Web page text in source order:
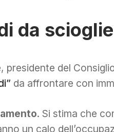
da
presidente del
da affrontare con
. Si stima che
un calo